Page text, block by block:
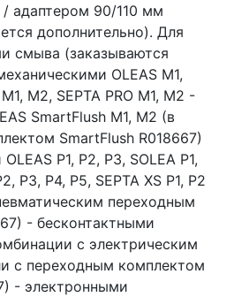
адаптером 90/110 мм
дополнительно). Для
смыва (заказываются
OLEAS M1,
M2, SEPTA PRO M1, M2 -
SmartFlush M1, M2 (в
SmartFlush R018667)
P1, P2, P3, SOLEA P1,
P3, P4, P5, SEPTA XS P1, P2
переходным
- бесконтактными
с электрическим
с переходным комплектом
- электронными